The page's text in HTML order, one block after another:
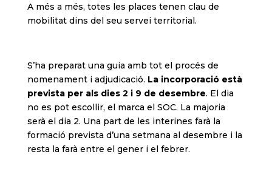
A més a més, totes les places tenen clau de
mobilitat dins del seu servei territorial.
S’ha preparat una guia amb tot el procés de
nomenament i adjudicació. La incorporació està
prevista per als dies 2 i 9 de desembre. El dia
no es pot escollir, el marca el SOC. La majoria
serà el dia 2. Una part de les interines farà la
formació prevista d’una setmana al desembre i la
resta la farà entre el gener i el febrer.